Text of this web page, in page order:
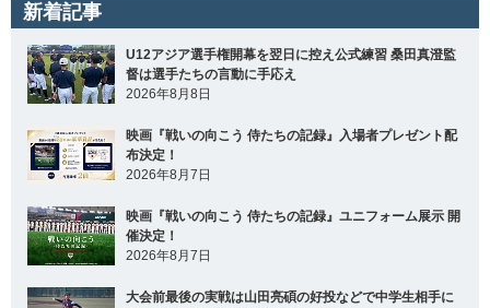
新着記事
U12アジア選手権開幕を翌日に控え公式練習 桑田真澄監
督は選手たちの言動に手応え
2026年8月8日
映画『戦いの向こう 侍たちの記録』入場者プレゼント配
布決定！
2026年8月7日
映画『戦いの向こう 侍たちの記録』ユニフォーム展示 開
催決定！
2026年8月7日
大会前最後の実戦は山田亮碩の好投などで中学生相手に